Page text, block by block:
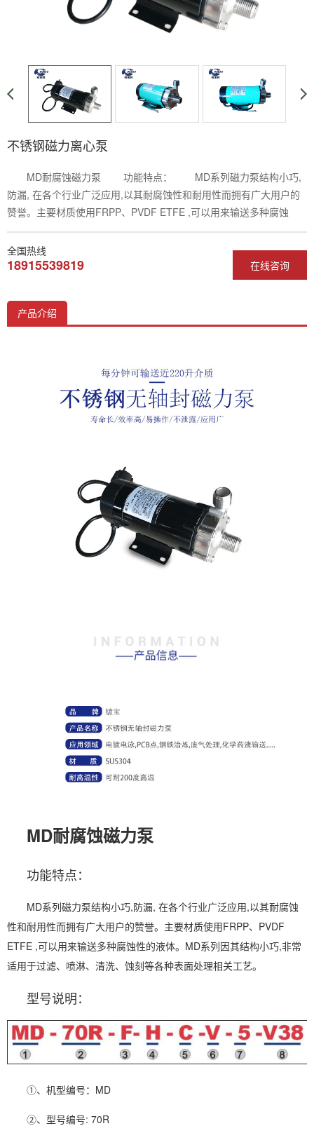
不锈钢磁力离心泵
MD耐腐蚀磁力泵 功能特点： MD系列磁力泵结构小巧,
防漏, 在各个行业广泛应用,以其耐腐蚀性和耐用性而拥有广大用户的
赞誉。主要材质使用FRPP、PVDF ETFE ,可以用来输送多种腐蚀
在线咨询
全国热线
18915539819
产品介绍
MD耐腐蚀磁力泵
功能特点：
MD系列磁力泵结构小巧,防漏, 在各个行业广泛应用,以其耐腐蚀
性和耐用性而拥有广大用户的赞誉。主要材质使用FRPP、PVDF
ETFE ,可以用来输送多种腐蚀性的液体。MD系列因其结构小巧,非常
适用于过滤、喷淋、清洗、蚀刻等各种表面处理相关工艺。
型号说明：
①、机型编号：MD
②、型号编号: 70R